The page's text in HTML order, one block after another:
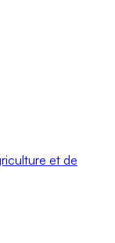
et de